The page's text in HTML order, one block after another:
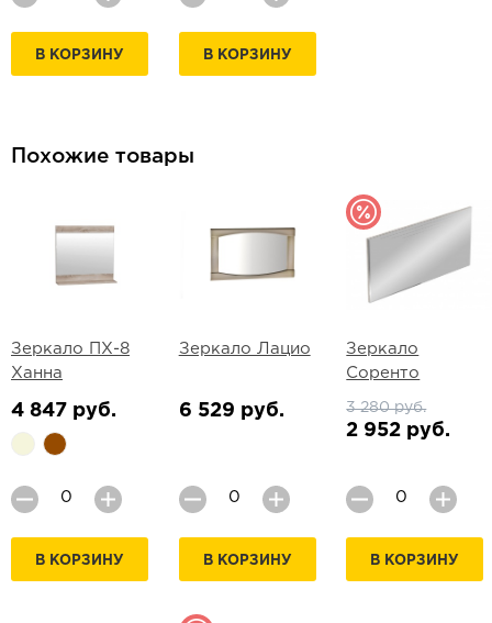
В КОРЗИНУ В КОРЗИНУ
Похожие товары
Зеркало ПХ-8
Ханна
4 847 руб.
В КОРЗИНУ
Зеркало Лацио
6 529 руб.
В КОРЗИНУ
Зеркало
Соренто
3 280 руб.
2 952 руб.
В КОРЗИНУ